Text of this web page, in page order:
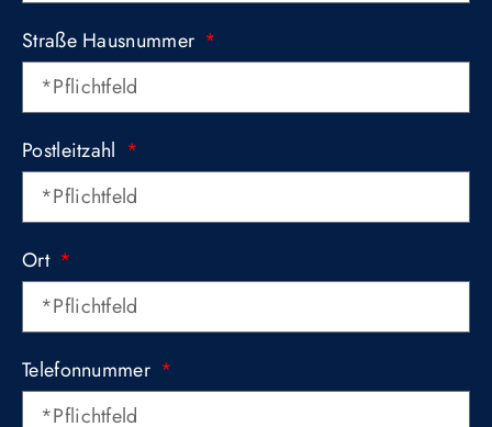
Straße Hausnummer
Postleitzahl
Ort
Telefonnummer